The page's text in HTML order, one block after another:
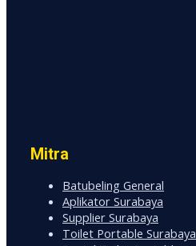
Mitra
Batubeling General
Aplikator Surabaya
Supplier Surabaya
Toilet Portable Surabaya